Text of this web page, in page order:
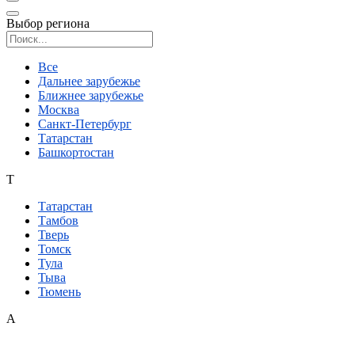
Выбор региона
Все
Дальнее зарубежье
Ближнее зарубежье
Москва
Санкт-Петербург
Татарстан
Башкортостан
Т
Татарстан
Тамбов
Тверь
Томск
Тула
Тыва
Тюмень
А